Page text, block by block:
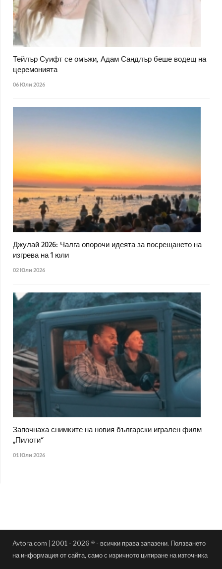
Тейлър Суифт се омъжи, Адам Сандлър беше водещ на
церемонията
06 Юли 2026
Джулай 2026: Чалга опорочи идеята за посрещането на
изгрева на 1 юли
02 Юли 2026
Започнаха снимките на новия български игрален филм
„Пилоти“
01 Юли 2026
Avtora.com | 2001 - 2026 ® - всички права запазени. Ползването
на информация от сайта, само с изричното цитиране на източника